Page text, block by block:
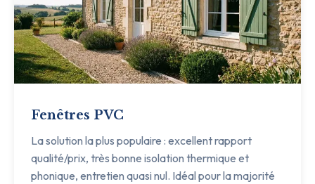
Fenêtres PVC
La solution la plus populaire : excellent rapport
qualité/prix, très bonne isolation thermique et
phonique, entretien quasi nul. Idéal pour la majorité